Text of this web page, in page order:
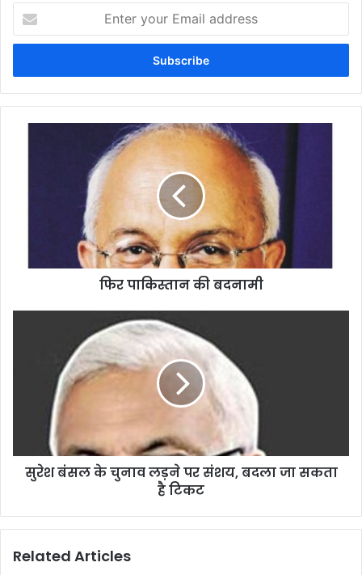
your
Email
फिर पाकिस्तान की बदनामी
सुरेश बंसल के चुनाव लड़ने पर संशय, बदला जा सकता
है टिकट
Related Articles